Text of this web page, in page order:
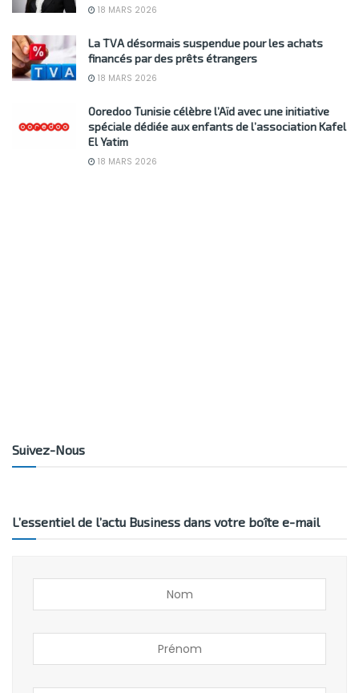
18 MARS 2026
La TVA désormais suspendue pour les achats
financés par des prêts étrangers
18 MARS 2026
Ooredoo Tunisie célèbre l’Aïd avec une initiative
spéciale dédiée aux enfants de l’association Kafel
El Yatim
18 MARS 2026
Suivez-Nous
L’essentiel de l’actu Business dans votre boîte e-mail